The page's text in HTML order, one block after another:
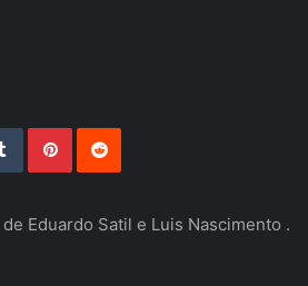
Tumblr Pinterest
Eduardo Satil e Luis Nascimento .